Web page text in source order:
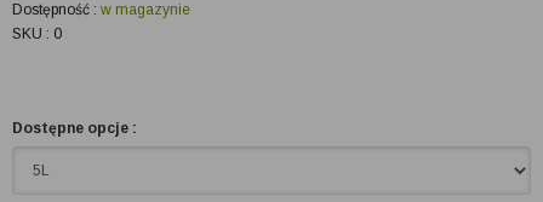
Dostępność : w magazynie
SKU : 0
Dostępne opcje :